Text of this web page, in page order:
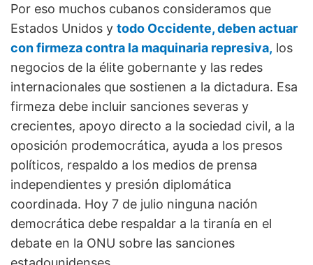
Por eso muchos cubanos consideramos que
Estados Unidos y todo Occidente, deben actuar
con firmeza contra la maquinaria represiva, los
negocios de la élite gobernante y las redes
internacionales que sostienen a la dictadura. Esa
firmeza debe incluir sanciones severas y
crecientes, apoyo directo a la sociedad civil, a la
oposición prodemocrática, ayuda a los presos
políticos, respaldo a los medios de prensa
independientes y presión diplomática
coordinada. Hoy 7 de julio ninguna nación
democrática debe respaldar a la tiranía en el
debate en la ONU sobre las sanciones